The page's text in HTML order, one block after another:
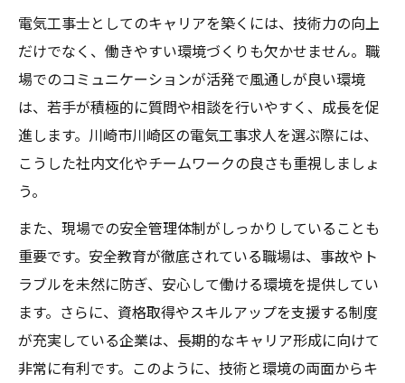
電気工事士としてのキャリアを築くには、技術力の向上
だけでなく、働きやすい環境づくりも欠かせません。職
場でのコミュニケーションが活発で風通しが良い環境
は、若手が積極的に質問や相談を行いやすく、成長を促
進します。川崎市川崎区の電気工事求人を選ぶ際には、
こうした社内文化やチームワークの良さも重視しましょ
う。
また、現場での安全管理体制がしっかりしていることも
重要です。安全教育が徹底されている職場は、事故やト
ラブルを未然に防ぎ、安心して働ける環境を提供してい
ます。さらに、資格取得やスキルアップを支援する制度
が充実している企業は、長期的なキャリア形成に向けて
非常に有利です。このように、技術と環境の両面からキ